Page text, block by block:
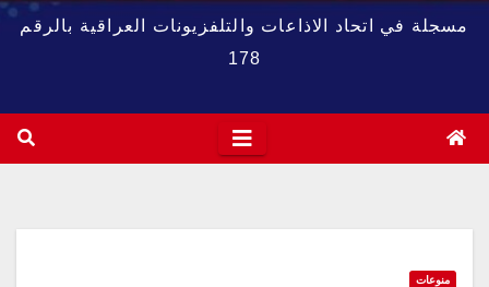
مسجلة في اتحاد الاذاعات والتلفزيونات العراقية بالرقم
178
منوعات